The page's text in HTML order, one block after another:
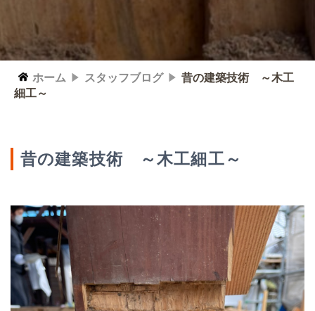
ホーム スタッフブログ
昔の建築技術 ～木工
細工～
昔の建築技術 ～木工細工～